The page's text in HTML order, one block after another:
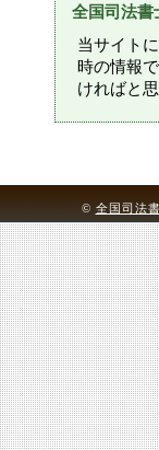
全国司法書
当サイト
時の情報
ければと
© 全国司法